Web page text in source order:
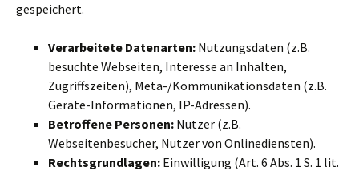
gespeichert.
Verarbeitete Datenarten: Nutzungsdaten (z.B.
besuchte Webseiten, Interesse an Inhalten,
Zugriffszeiten), Meta-/Kommunikationsdaten (z.B.
Geräte-Informationen, IP-Adressen).
Betroffene Personen: Nutzer (z.B.
Webseitenbesucher, Nutzer von Onlinediensten).
Rechtsgrundlagen: Einwilligung (Art. 6 Abs. 1 S. 1 lit.